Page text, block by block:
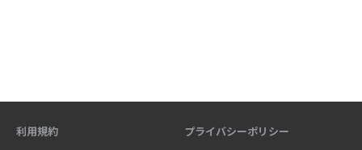
利用規約 プライバシーポリシー